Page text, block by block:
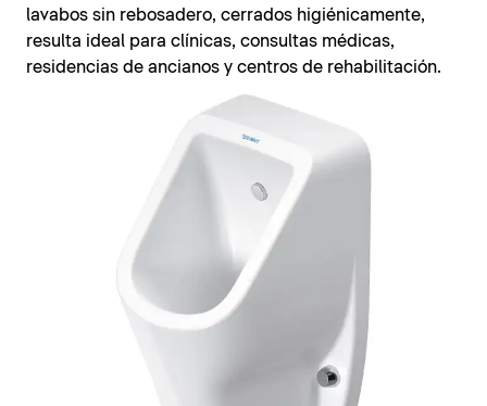
lavabos sin rebosadero, cerrados higiénicamente,
resulta ideal para clínicas, consultas médicas,
residencias de ancianos y centros de rehabilitación.